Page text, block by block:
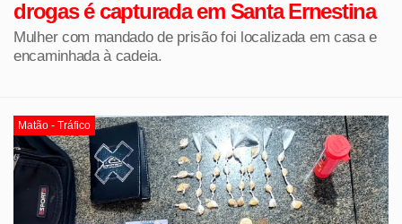
drogas é capturada em Santa Ernestina
Mulher com mandado de prisão foi localizada em casa e
encaminhada à cadeia.
Matão - Tráfico